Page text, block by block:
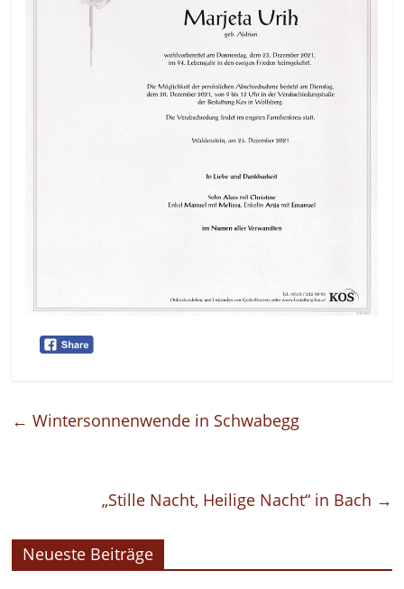
← Wintersonnenwende in Schwabegg
„Stille Nacht, Heilige Nacht“ in Bach →
Neueste Beiträge